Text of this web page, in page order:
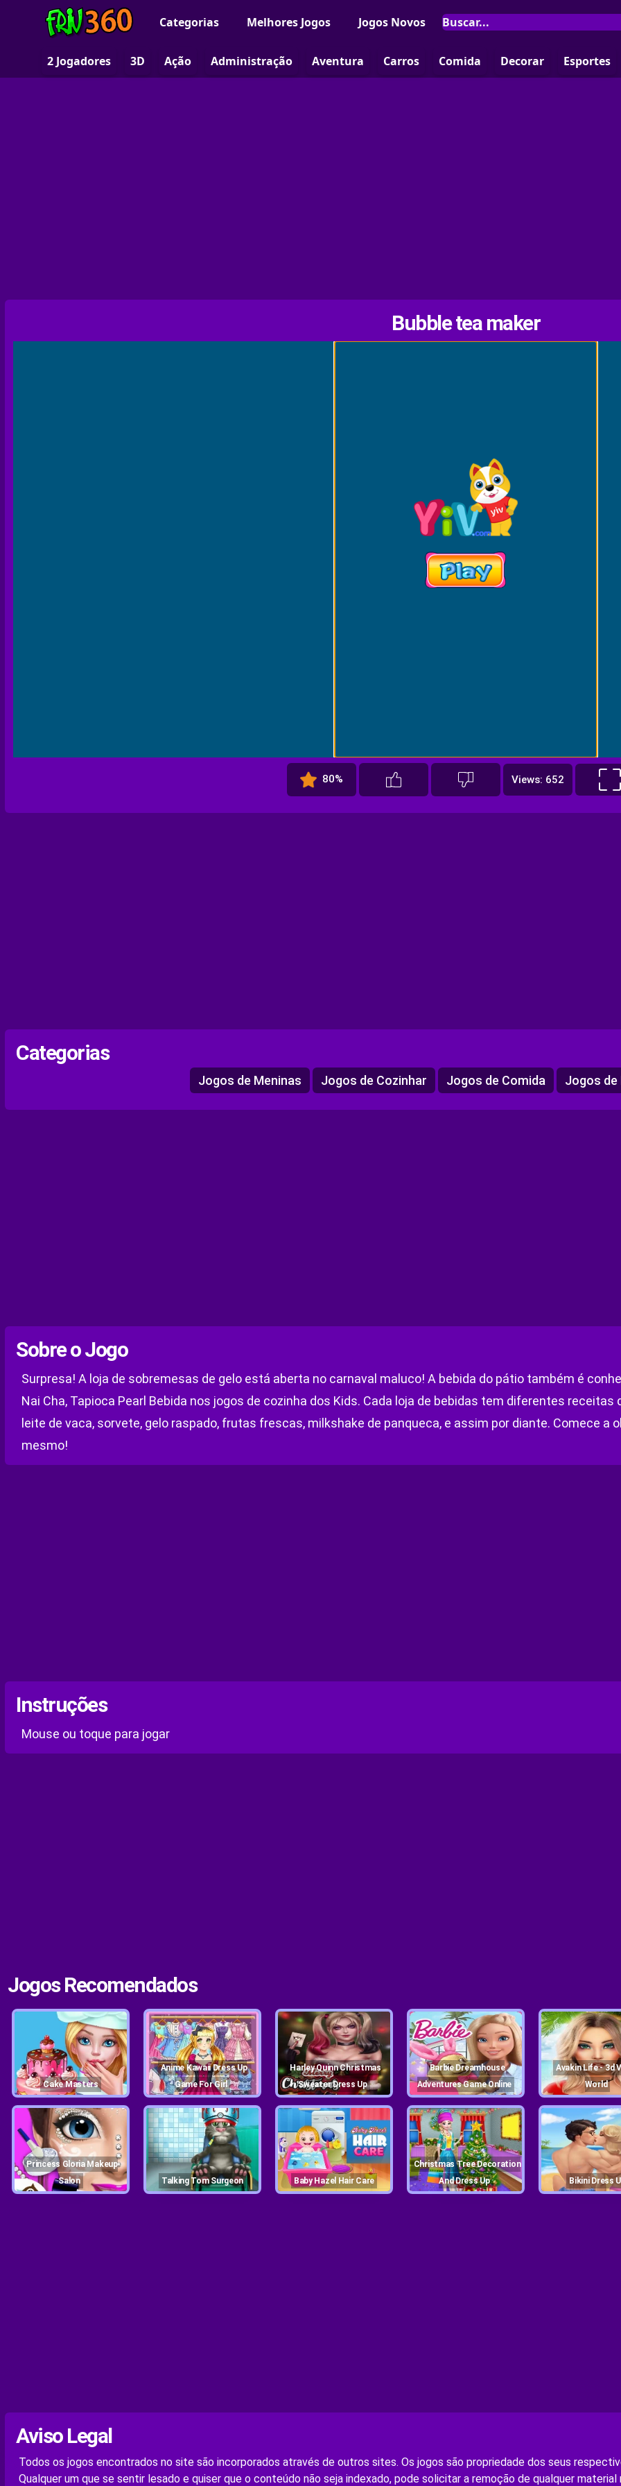
Categorias Melhores Jogos Jogos Novos
2 Jogadores 3D Ação Administração Aventura Carros Comida Decorar Esportes
Bubble tea maker
80% Views: 652
Categorias
Jogos de Meninas Jogos de Cozinhar Jogos de Comida Jogos de
Sobre o Jogo
Surpresa! A loja de sobremesas de gelo está aberta no carnaval maluco! A bebida do pátio também é
Nai Cha, Tapioca Pearl Bebida nos jogos de cozinha dos Kids. Cada loja de bebidas tem diferentes
leite de vaca, sorvete, gelo raspado, frutas frescas, milkshake de panqueca, e assim por diante. Comece a
mesmo!
Instruções
Mouse ou toque para jogar
Jogos Recomendados
Cake Masters
Anime Kawaii Dress Up
Game For Girl
Harley Quinn Christmas
Sweater Dress Up
Barbie Dreamhouse
Adventures Game Online
Avakin Life - 3d Virtual
World
Princess Gloria Makeup
Salon
Talking Tom Surgeon Baby Hazel Hair Care
Christmas Tree Decoration
And Dress Up
Bikini Dress
Aviso Legal
Todos os jogos encontrados no site são incorporados através de outros sites. Os jogos são propriedade dos seus
Qualquer um que se sentir lesado e quiser que o conteúdo não seja indexado, pode solicitar a remoção de qualquer material